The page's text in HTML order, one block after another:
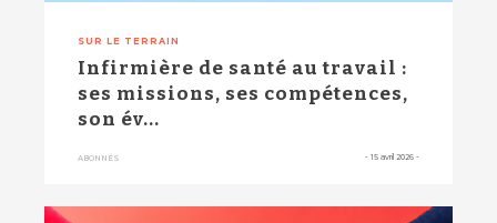
SUR LE TERRAIN
Infirmière de santé au travail :
ses missions, ses compétences,
son év...
ABONNÉS - 15 avril 2026 -